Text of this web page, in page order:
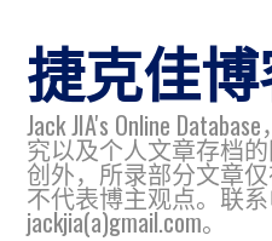
捷克佳
Jack JIA's Online
究以及个人文章存档
创外，所录部分文章
不代表博主观点。联
jackjia(a)gmail.com。